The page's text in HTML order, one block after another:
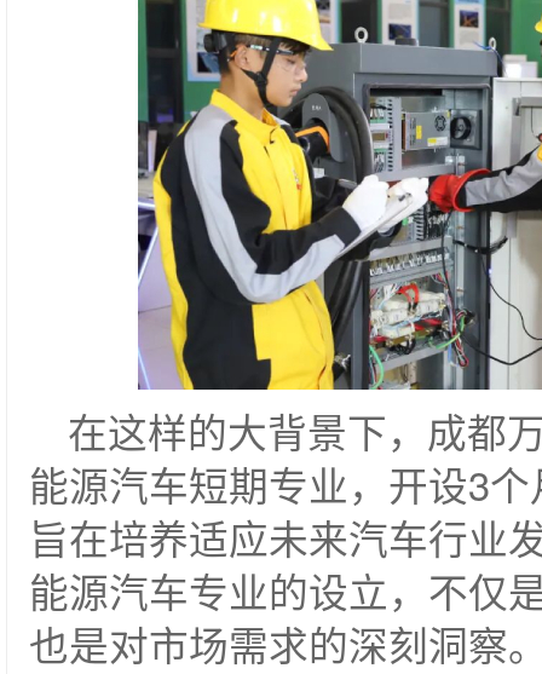
在这样的大背景下，成都
能源汽车短期专业，开设3
旨在培养适应未来汽车行业
能源汽车专业的设立，不仅
也是对市场需求的深刻洞察